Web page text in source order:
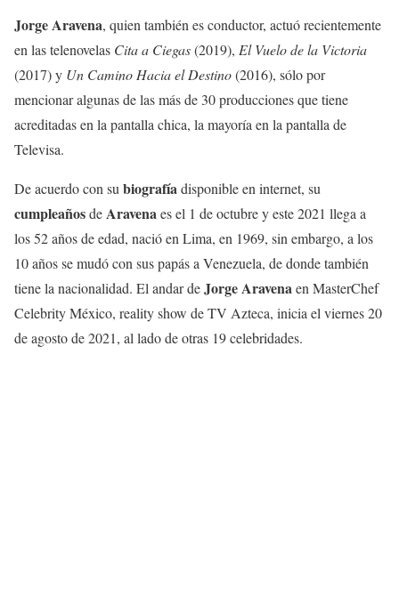
Jorge Aravena, quien también es conductor, actuó recientemente
en las telenovelas Cita a Ciegas(2019), El Vuelo de la Victoria
(2017) y Un Camino Hacia el Destino(2016), sólo por
mencionar algunas de las más de 30 producciones que tiene
acreditadas en la pantalla chica, la mayoría en la pantalla de
Televisa.
De acuerdo con su biografíadisponible en internet, su
cumpleañosdeAravenaes el 1 de octubre y este 2021 llega a
los 52 años de edad, nació en Lima, en 1969, sin embargo, a los
10 años se mudó con sus papás a Venezuela, de donde también
tiene la nacionalidad. El andar deJorge Aravenaen MasterChef
Celebrity México, reality show de TV Azteca, inicia el viernes 20
de agosto de 2021, al lado de otras 19 celebridades.